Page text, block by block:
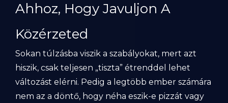
Ahhoz, Hogy Javuljon A
Közérzeted
Sokan túlzásba viszik a szabályokat, mert azt
hiszik, csak teljesen „tiszta” étrenddel lehet
változást elérni. Pedig a legtöbb ember számára
nem az a döntő, hogy néha eszik-e pizzát vagy